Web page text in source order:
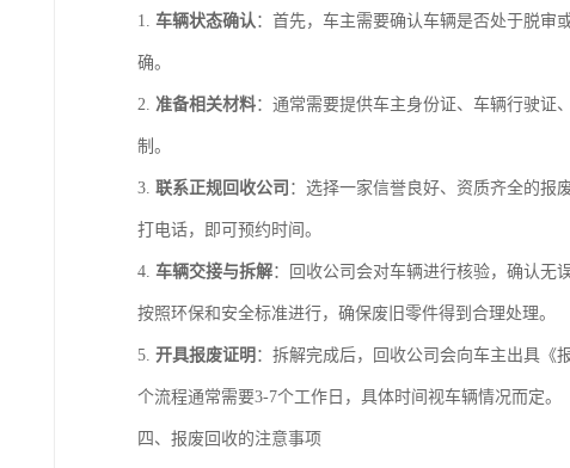
1. 车辆状态确认 ：首先，车主需要确认车辆是否处于脱审
确。
2. 准备相关材料：通常需要提供车主身份证、车辆行驶证
制。
3. 联系正规回收公司 ：选择一家信誉良好、资质齐全的报
打电话，即可预约时间。
4. 车辆交接与拆解：回收公司会对车辆进行核验，确认无
按照环保和安全标准进行，确保废旧零件得到合理处理。
5. 开具报废证明 ：拆解完成后，回收公司会向车主出具《
个流程通常需要3-7个工作日，具体时间视车辆情况而定。
四、报废回收的注意事项